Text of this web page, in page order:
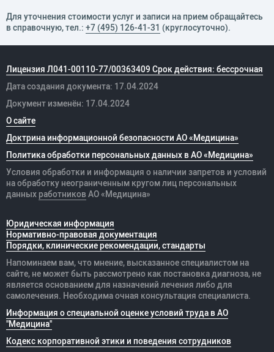
Для уточнения стоимости услуг и записи на прием обращайтесь
в справочную, тел.: +7 (495) 126-41-31 (круглосуточно).
Лицензия Л041-00110-77/00363409 Срок действия: бессрочная
Дата создания документа: 17.04.2024
Документ изменён: 17.04.2024
О сайте
Доктрина информационной безопасности АО «Медицина»
Политика обработки персональных данных в АО «Медицина»
Условия обработки и информация о наличии запретов и условий
на обработку неограниченным кругом лиц персональных
данных работников АО «Медицина»
Юридическая информация
Нормативно-правовая документация
Порядки, клинические рекомендации, стандарты
Напоминаем вам, что мнение, высказанное специалистом на
сайте, не может быть рассмотрено как постановка диагноза, не
является основанием для назначений лечения либо для
самолечения. Необходима очная консультация специалиста.
Информация о специальной оценке условий труда в АО
"Медицина"
Кодекс корпоративной этики и поведения сотрудников